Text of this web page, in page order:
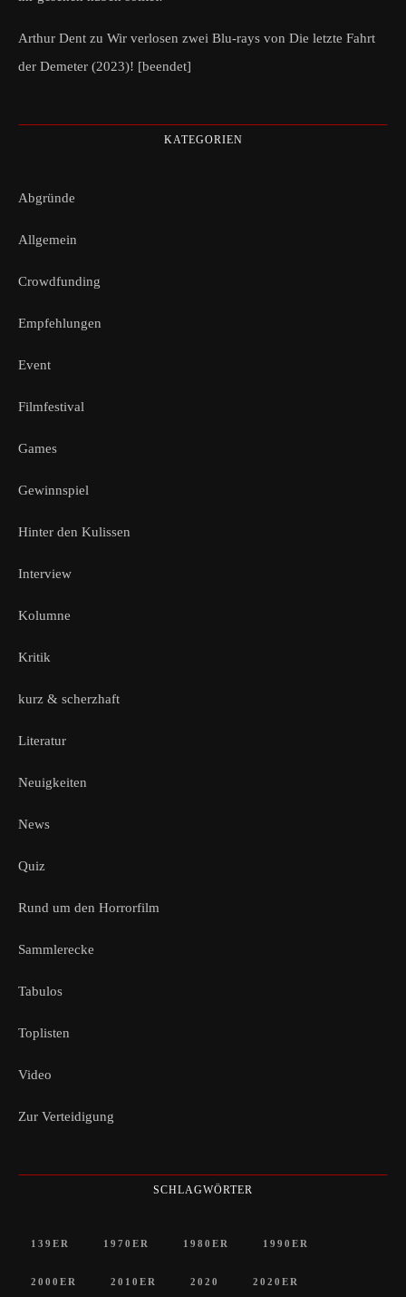
Arthur Dent zu Wir verlosen zwei Blu-rays von Die letzte Fahrt
der Demeter (2023)! [beendet]
KATEGORIEN
Abgründe
Allgemein
Crowdfunding
Empfehlungen
Event
Filmfestival
Games
Gewinnspiel
Hinter den Kulissen
Interview
Kolumne
Kritik
kurz & scherzhaft
Literatur
Neuigkeiten
News
Quiz
Rund um den Horrorfilm
Sammlerecke
Tabulos
Toplisten
Video
Zur Verteidigung
SCHLAGWÖRTER
139ER 1970ER 1980ER 1990ER
2000ER 2010ER 2020 2020ER